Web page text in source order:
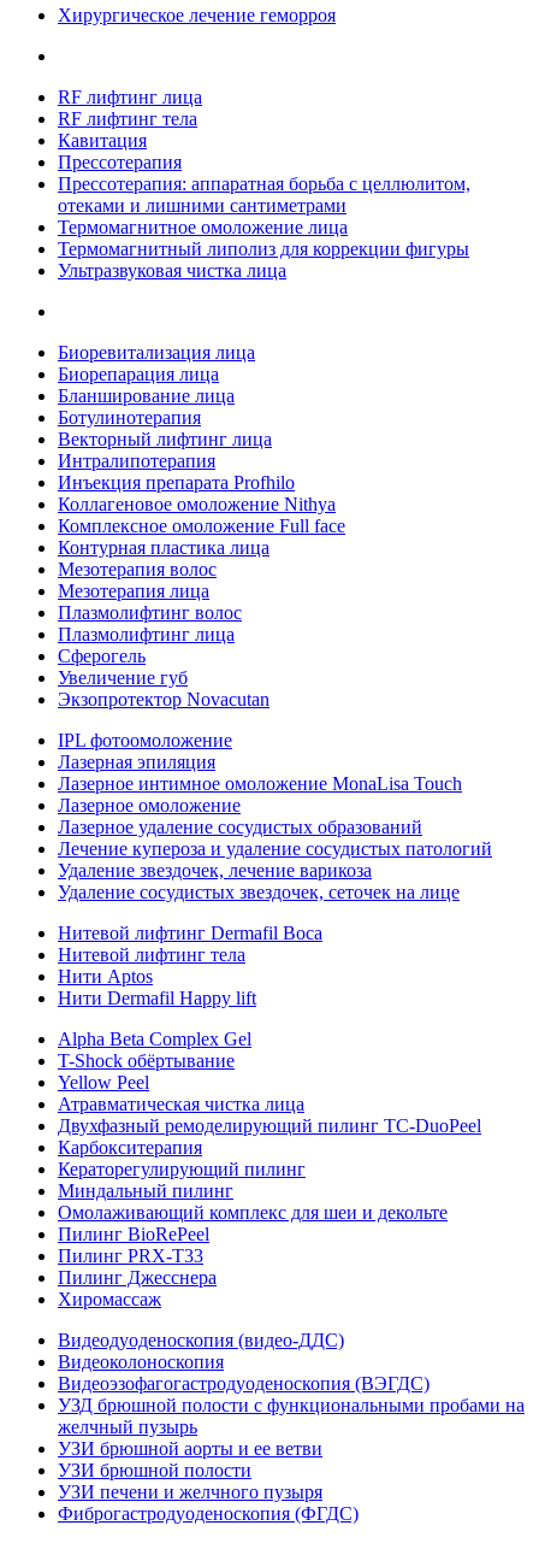
Хирургическое лечение геморроя
RF лифтинг лица
RF лифтинг тела
Кавитация
Прессотерапия
Прессотерапия: аппаратная борьба с целлюлитом,
отеками и лишними сантиметрами
Термомагнитное омоложение лица
Термомагнитный липолиз для коррекции фигуры
Ультразвуковая чистка лица
Биоревитализация лица
Биорепарация лица
Бланширование лица
Ботулинотерапия
Векторный лифтинг лица
Интралипотерапия
Инъекция препарата Profhilo
Коллагеновое омоложение Nithya
Комплексное омоложение Full face
Контурная пластика лица
Мезотерапия волос
Мезотерапия лица
Плазмолифтинг волос
Плазмолифтинг лица
Сферогель
Увеличение губ
Экзопротектор Novacutan
IPL фотоомоложение
Лазерная эпиляция
Лазерное интимное омоложение MonaLisa Touch
Лазерное омоложение
Лазерное удаление сосудистых образований
Лечение купероза и удаление сосудистых патологий
Удаление звездочек, лечение варикоза
Удаление сосудистых звездочек, сеточек на лице
Нитевой лифтинг Dermafil Boca
Нитевой лифтинг тела
Нити Aptos
Нити Dermafil Happy lift
Alpha Beta Complex Gel
T-Shock обёртывание
Yellow Peel
Атравматическая чистка лица
Двухфазный ремоделирующий пилинг TC-DuoPeel
Карбокситерапия
Кераторегулирующий пилинг
Миндальный пилинг
Омолаживающий комплекс для шеи и декольте
Пилинг BioRePeel
Пилинг PRX-T33
Пилинг Джесснера
Хиромассаж
Видеодуоденоскопия (видео-ДДС)
Видеоколоноскопия
Видеоэзофагогастродуоденоскопия (ВЭГДС)
УЗД брюшной полости с функциональными пробами на
желчный пузырь
УЗИ брюшной аорты и ее ветви
УЗИ брюшной полости
УЗИ печени и желчного пузыря
Фиброгастродуоденоскопия (ФГДС)